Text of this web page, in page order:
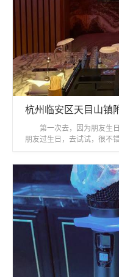
第一次去，因为朋友生日
朋友过生日，去试试，很不